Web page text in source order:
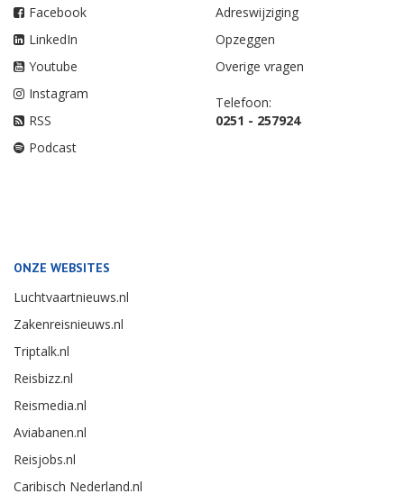
Facebook
LinkedIn
Youtube
Instagram
RSS
Podcast
Adreswijziging
Opzeggen
Overige vragen
Telefoon:
0251 - 257924
ONZE WEBSITES
Luchtvaartnieuws.nl
Zakenreisnieuws.nl
Triptalk.nl
Reisbizz.nl
Reismedia.nl
Aviabanen.nl
Reisjobs.nl
Caribisch Nederland.nl